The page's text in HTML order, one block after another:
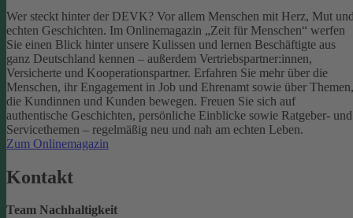
Wer steckt hinter der DEVK? Vor allem Menschen mit Herz, Mut
echten Geschichten. Im Onlinemagazin „Zeit für Menschen“ werfen
Sie einen Blick hinter unsere Kulissen und lernen Beschäftigte aus
ganz Deutschland kennen – außerdem Vertriebspartner:innen,
Versicherte und Kooperationspartner. Erfahren Sie mehr über die
Menschen, ihr Engagement in Job und Ehrenamt sowie über Themen,
die Kundinnen und Kunden bewegen. Freuen Sie sich auf
authentische Geschichten, persönliche Einblicke sowie Ratgeber- und
Servicethemen – regelmäßig neu und nah am echten Leben.
Zum Onlinemagazin
Kontakt
Team Nachhaltigkeit